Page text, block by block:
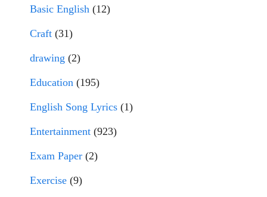
Basic English (12)
Craft (31)
drawing (2)
Education (195)
English Song Lyrics (1)
Entertainment (923)
Exam Paper (2)
Exercise (9)